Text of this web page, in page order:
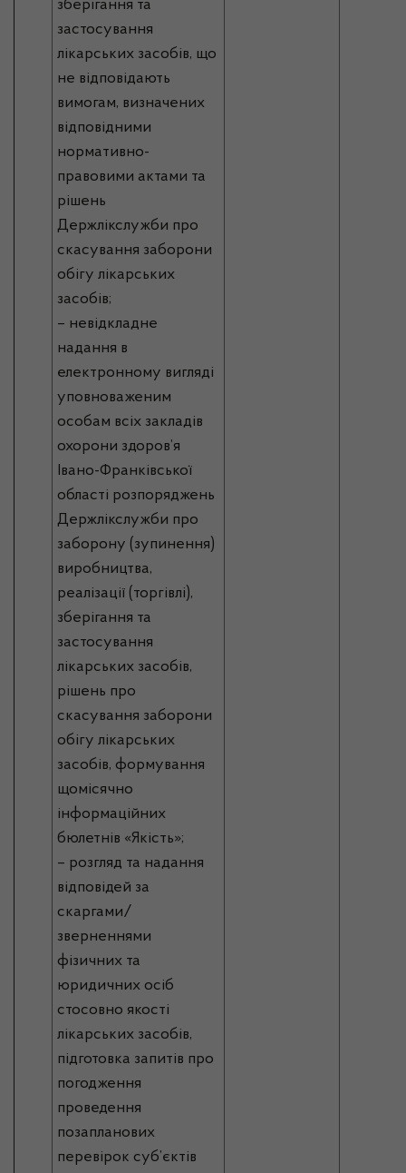
зберігання та
застосування
лікарських засобів, що
не відповідають
вимогам, визначених
відповідними
нормативно-
правовими актами та
рішень
Держлікслужби про
скасування заборони
обігу лікарських
засобів;
– невідкладне
надання в
електронному вигляді
уповноваженим
особам всіх закладів
охорони здоров’я
Івано-Франківської
області розпоряджень
Держлікслужби про
заборону (зупинення)
виробництва,
реалізації (торгівлі),
зберігання та
застосування
лікарських засобів,
рішень про
скасування заборони
обігу лікарських
засобів, формування
щомісячно
інформаційних
бюлетнів «Якість»;
– розгляд та надання
відповідей за
скаргами/
зверненнями
фізичних та
юридичних осіб
стосовно якості
лікарських засобів,
підготовка запитів про
погодження
проведення
позапланових
перевірок суб’єктів